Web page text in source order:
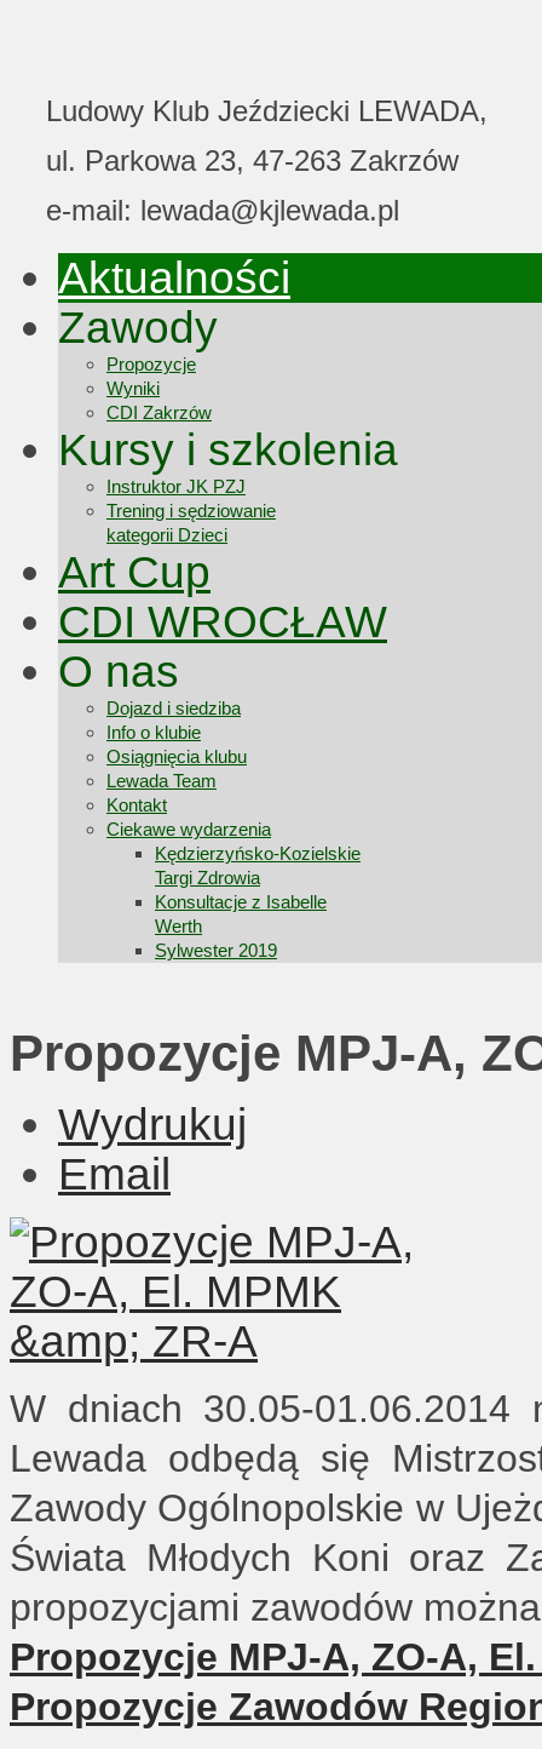
Ludowy Klub Jeździecki LEWADA,
ul. Parkowa 23, 47-263 Zakrzów
e-mail: lewada@kjlewada.pl
Aktualności
Zawody
Propozycje
Wyniki
CDI Zakrzów
Kursy i szkolenia
Instruktor JK PZJ
Trening i sędziowanie
kategorii Dzieci
Art Cup
CDI WROCŁAW
O nas
Dojazd i siedziba
Info o klubie
Osiągnięcia klubu
Lewada Team
Kontakt
Ciekawe wydarzenia
Kędzierzyńsko-Kozielskie
Targi Zdrowia
Konsultacje z Isabelle
Werth
Sylwester 2019
Propozycje MPJ-A,
Wydrukuj
Email
W dniach 30.05-01.06.2014
Lewada odbędą się
Zawody Ogólnopolskie w
Świata Młodych Koni oraz
propozycjami zawodów
Propozycje MPJ-A, ZO-A,
Propozycje Zawodów